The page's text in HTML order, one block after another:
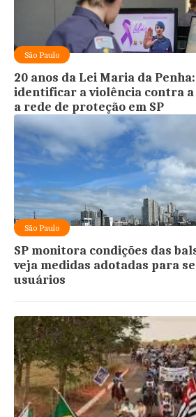
São Paulo
20 anos da Lei Maria da
identificar a violência contra
a rede de proteção em SP
São Paulo
SP monitora condições das
veja medidas adotadas para
usuários